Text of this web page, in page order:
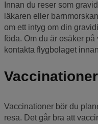
Innan du reser som
läkaren eller
om ett intyg om din
föda. Om du är osäker
kontakta flygbolaget
Vaccinationer
Vaccinationer bör du
resa. Det går bra att